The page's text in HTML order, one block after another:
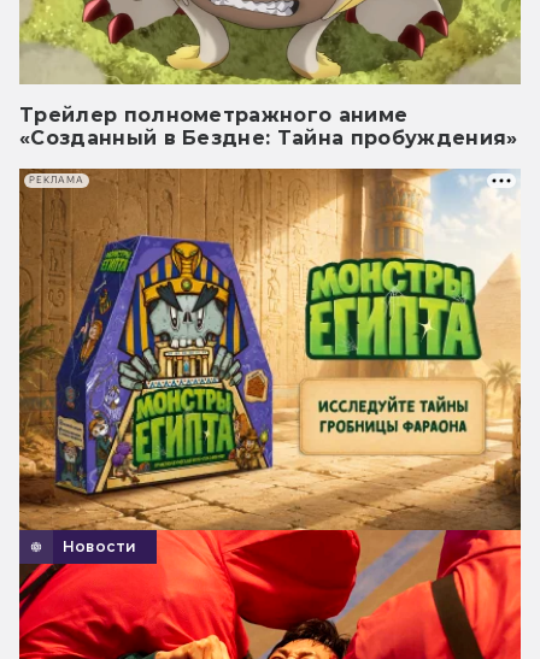
Трейлер полнометражного аниме
«Созданный в Бездне: Тайна пробуждения»
Новости
РЕКЛАМА